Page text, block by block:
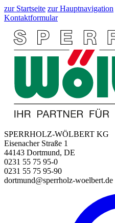
zur Startseite zur Hauptnavigation
Kontaktformular
SPERRHOLZ-WÖLBERT KG
Eisenacher Straße 1
44143 Dortmund, DE
0231 55 75 95-0
0231 55 75 95-90
dortmund@sperrholz-woelbert.de